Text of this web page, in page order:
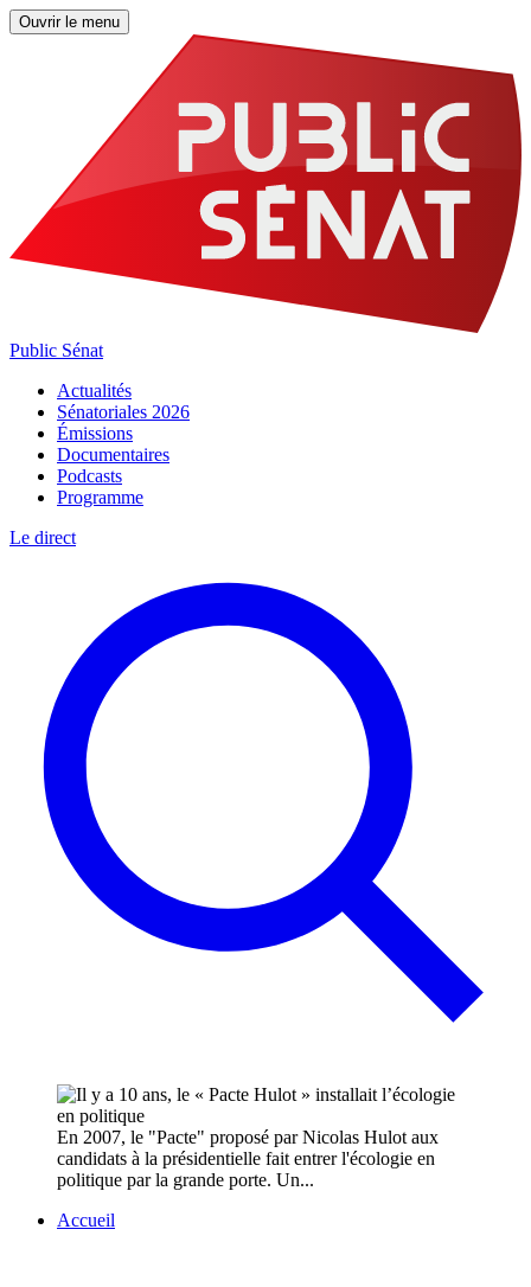
Ouvrir le menu
Public Sénat
Actualités
Sénatoriales 2026
Émissions
Documentaires
Podcasts
Programme
Le direct
En 2007, le "Pacte" proposé par Nicolas Hulot aux
candidats à la présidentielle fait entrer l'écologie en
politique par la grande porte. Un...
Accueil